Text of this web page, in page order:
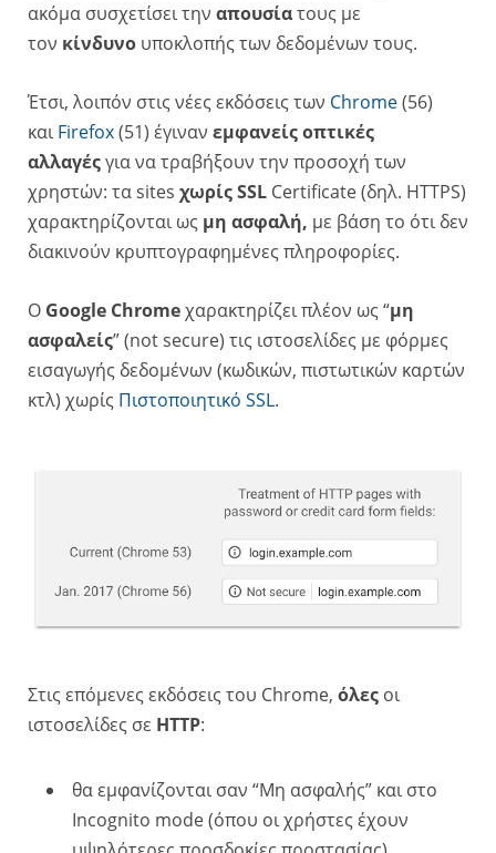
ακόμα συσχετίσει την απουσίατους με
τον κίνδυνο υποκλοπής των δεδομένων τους.
Έτσι, λοιπόν στις νέες εκδόσεις των Chrome(56)
και Firefox(51) έγιναν εμφανείς οπτικές
αλλαγέςγια να τραβήξουν την προσοχή των
χρηστών: τα sites χωρίς SSL Certificate (δηλ. HTTPS)
χαρακτηρίζονται ως μη ασφαλή, με βάση το ότι δεν
διακινούν κρυπτογραφημένες πληροφορίες.
Ο Google Chromeχαρακτηρίζει πλέον ως “μη
ασφαλείς” (not secure) τις ιστοσελίδες με φόρμες
εισαγωγής δεδομένων (κωδικών, πιστωτικών καρτών
κτλ) χωρίς Πιστοποιητικό SSL.
Στις επόμενες εκδόσεις του Chrome, όλες οι
ιστοσελίδες σε HTTP:
θα εμφανίζονται σαν “Μη ασφαλής” και στο
Incognito mode (όπου οι χρήστες έχουν